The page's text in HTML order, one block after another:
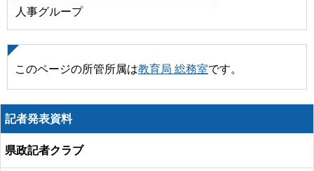
人事グループ
このページの所管所属は教育局 総務室です。
記者発表資料
県政記者クラブ